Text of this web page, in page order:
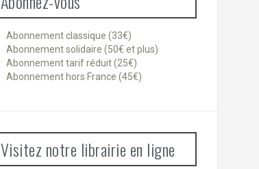
Abonnement classique (33€)
Abonnement solidaire (50€ et plus)
Abonnement tarif réduit (25€)
Abonnement hors France (45€)
Visitez notre librairie en ligne